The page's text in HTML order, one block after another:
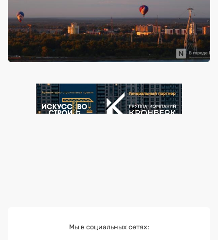
Мы в социальных сетях: